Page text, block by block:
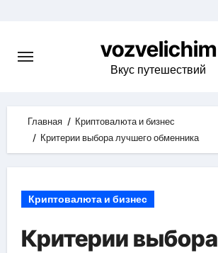
content
vozvelichim
Вкус путешествий
Главная
Криптовалюта и бизнес
Критерии выбора лучшего обменника
Криптовалюта и бизнес
Критерии выбора